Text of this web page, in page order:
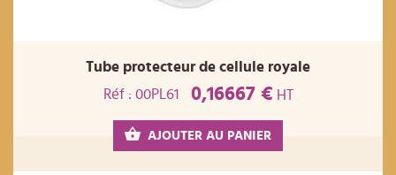
Tube protecteur de cellule royale
Réf : 00PL61
0,16667 € HT
AJOUTER AU PANIER